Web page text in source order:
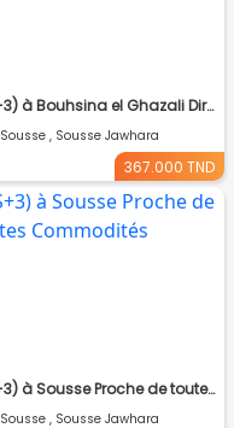
(S+3) à Bouhsina el Ghazali Direct Promoteur
Sousse , Sousse Jawhara
367.000 TND
(S+3) à Sousse Proche de toutes Commodités
Sousse , Sousse Jawhara